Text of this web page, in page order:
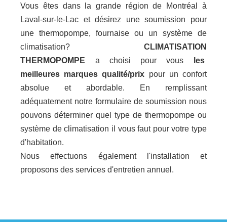
Vous êtes dans la grande région de Montréal à
Laval-sur-le-Lac et désirez une soumission pour
une thermopompe, fournaise ou un système de
climatisation? CLIMATISATION
THERMOPOMPE a choisi pour vous
les
meilleures marques qualité/prix pour un confort
absolue et abordable. En remplissant
adéquatement notre formulaire de soumission nous
pouvons déterminer quel type de thermopompe ou
système de climatisation il vous faut pour votre type
d'habitation.
Nous effectuons également l'installation et
proposons des services d'entretien annuel.